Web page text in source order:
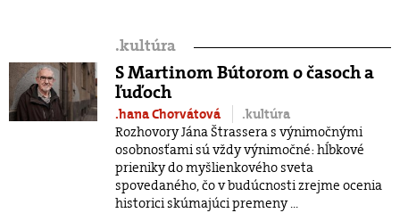
.kultúra
S Martinom Bútorom o časoch a
ľuďoch
.hana Chorvátová
.kultúra
Rozhovory Jána Štrassera s výnimočnými
osobnosťami sú vždy výnimočné: hĺbkové
prieniky do myšlienkového sveta
spovedaného, čo v budúcnosti zrejme ocenia
historici skúmajúci premeny ...